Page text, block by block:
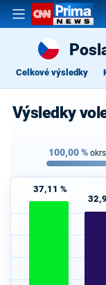
Celkové výsledky
Výsledky
100,00%
37,11 %